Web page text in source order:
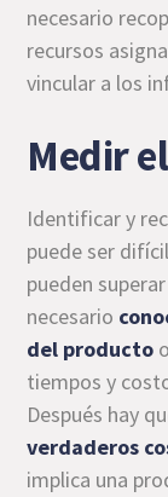
necesario
recursos
vincular a los
Medir
Identificar y
puede ser
pueden
necesario
del producto
tiempos y
Después hay
verdaderos
implica una